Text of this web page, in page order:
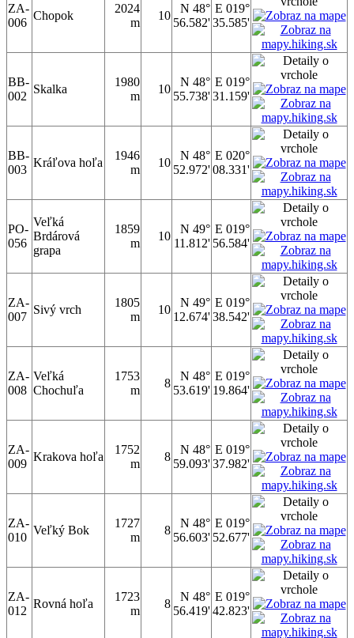
ZA-
006
Chopok
2024
m
10
N 48°
56.582'
E 019°
35.585'
BB-
002
Skalka
1980
m
10
N 48°
55.738'
E 019°
31.159'
BB-
003
Kráľova hoľa
1946
m
10
N 48°
52.972'
E 020°
08.331'
PO-
056
Veľká
Brdárová
grapa
1859
m
10
N 49°
11.812'
E 019°
56.584'
ZA-
007
Sivý vrch
1805
m
10
N 49°
12.674'
E 019°
38.542'
ZA-
008
Veľká
Chochuľa
1753
m
8
N 48°
53.619'
E 019°
19.864'
ZA-
009
Krakova hoľa
1752
m
8
N 48°
59.093'
E 019°
37.982'
ZA-
010
Veľký Bok
1727
m
8
N 48°
56.603'
E 019°
52.677'
ZA-
012
Rovná hoľa
1723
m
8
N 48°
56.419'
E 019°
42.823'